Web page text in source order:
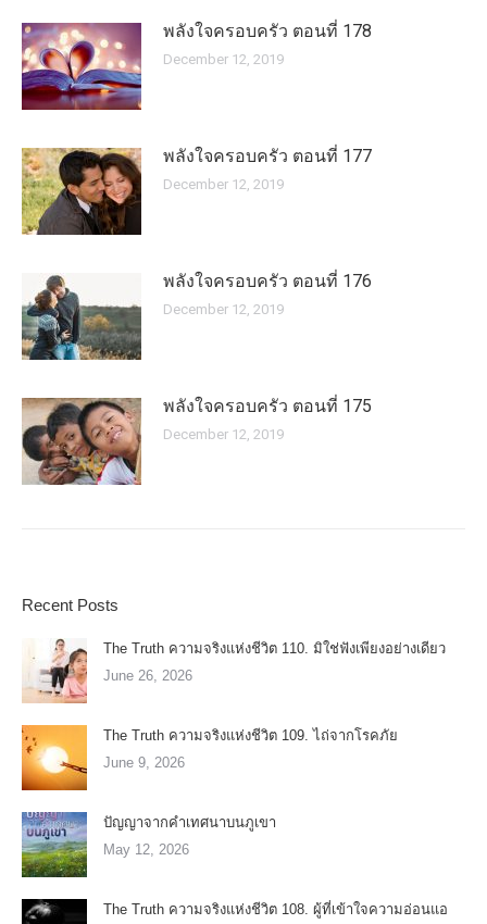
พลังใจครอบครัว ตอนที่ 178
December 12, 2019
พลังใจครอบครัว ตอนที่ 177
December 12, 2019
พลังใจครอบครัว ตอนที่ 176
December 12, 2019
พลังใจครอบครัว ตอนที่ 175
December 12, 2019
Recent Posts
The Truth ความจริงแห่งชีวิต 110. มิใช่ฟังเพียงอย่างเดียว
June 26, 2026
The Truth ความจริงแห่งชีวิต 109. ไถ่จากโรคภัย
June 9, 2026
ปัญญาจากคำเทศนาบนภูเขา
May 12, 2026
The Truth ความจริงแห่งชีวิต 108. ผู้ที่เข้าใจความอ่อนแอ